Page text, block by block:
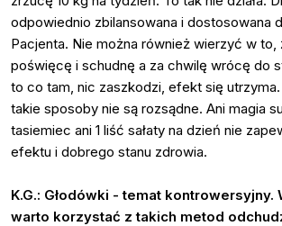
odpowiednio zbilansowana i dostosowana
Pacjenta. Nie można również wierzyć w to,
poświęcę i schudnę a za chwilę wrócę do
to co tam, nic zaszkodzi, efekt się
takie sposoby nie są rozsądne. Ani magia
tasiemiec ani 1 liść sałaty na dzień nie
efektu i dobrego stanu zdrowia.
K.G.: Głodówki - temat kontrowersyjny.
warto korzystać z takich metod